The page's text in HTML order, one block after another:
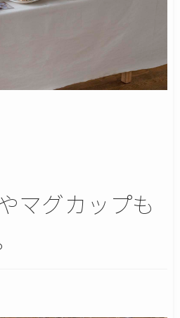
マグカップも